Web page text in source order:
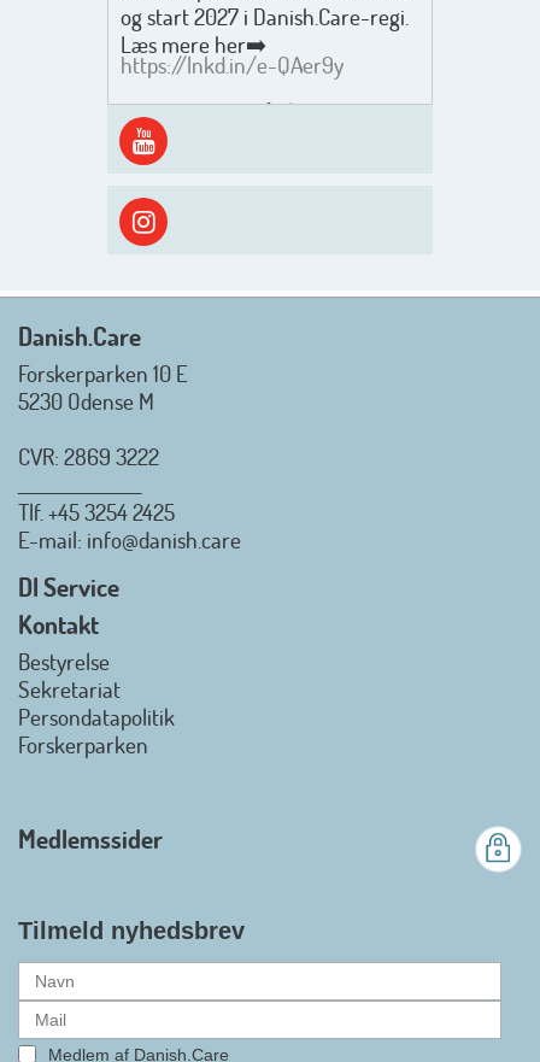
og start 2027 i Danish.Care-regi.
Læs mere her➡️
https://lnkd.in/e-QAer9y
Men inden det går løs med en
spændende og aktivt
efterårsæson, så går turen først
ud i solen, ned til vandet og ind i
skyggen igen. Danish.Care holder
sommerlukket i uge 29 + 30.
Mvh. Anders, Helle og Malthe
Danish.Care - Branchen for
hjælpemidler og
Danish.Care fra den 01. juli 2026
officielt kan kalde sig for
medlemsforening i DI - Dansk
gennemslagskraft og skabe
hjælpemidler samt give
medlemmerne adgang til en
alle formaliteterne nu er på plads
Danish.Care
Forskerparken 10 E
5230 Odense M
CVR: 2869 3222
Tlf. +45 3254 2425
E-mail: info@danish.care
DI Service
Kontakt
Bestyrelse
Sekretariat
Persondatapolitik
Forskerparken
Medlemssider
Tilmeld nyhedsbrev
Medlem af Danish.Care